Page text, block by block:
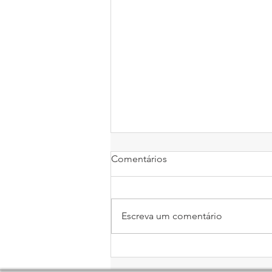
Feminino
Comentários
Escreva um comentário